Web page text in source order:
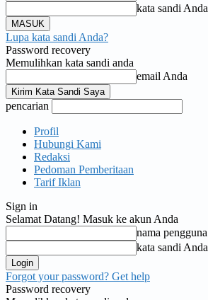
kata sandi Anda
Lupa kata sandi Anda?
Password recovery
Memulihkan kata sandi anda
email Anda
pencarian
Profil
Hubungi Kami
Redaksi
Pedoman Pemberitaan
Tarif Iklan
Sign in
Selamat Datang! Masuk ke akun Anda
nama pengguna
kata sandi Anda
Forgot your password? Get help
Password recovery